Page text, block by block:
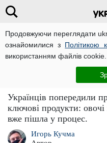
Продовжуючи переглядати
ознайомилися з Політикою
використанням файлів cookie.
Великі новини
Робіть запаси поки
в Україні різко
Українців попередили
ключові продукти:
вже пішла у процес.
Игорь Кучма